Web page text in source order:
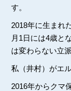
す。
2018年に生まれ
月1日には4歳と
は変わらない立
私（井村）がエ
2016年からクマ